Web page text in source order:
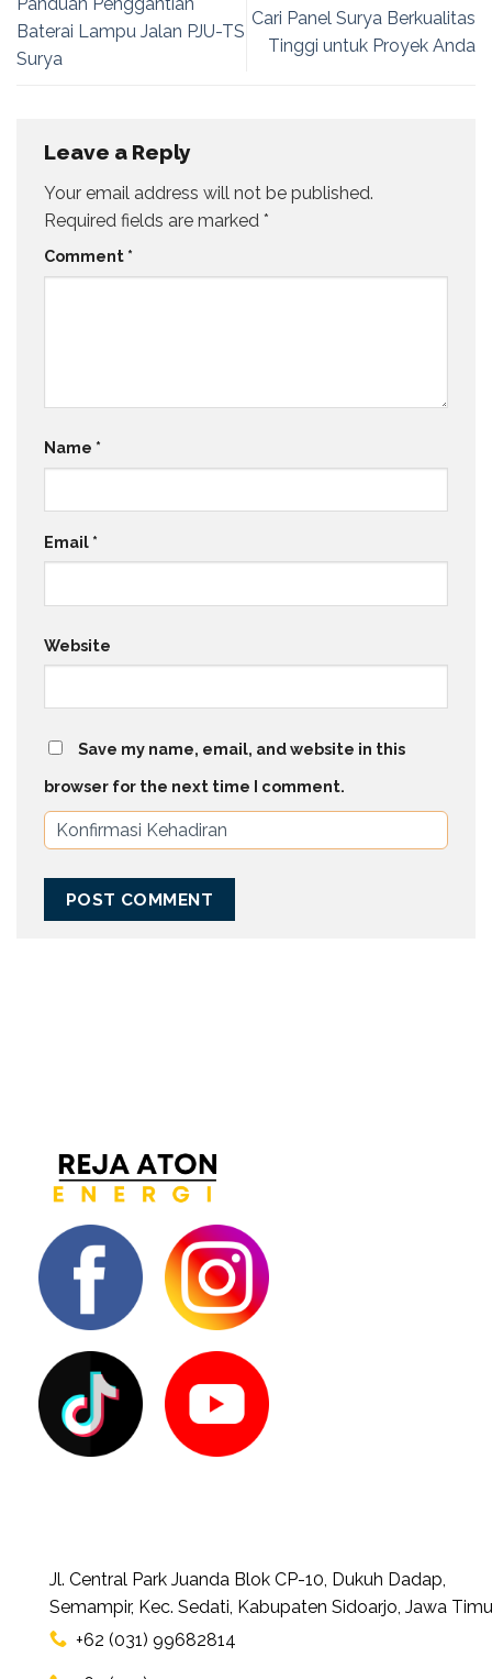
Baterai Lampu Jalan PJU-TS
Surya
Cari Panel Surya Berkualitas
Tinggi untuk Proyek Anda
Leave a Reply
Your email address will not be published.
Required fields are marked *
Comment *
Name *
Email *
Website
Save my name, email, and website in this
browser for the next time I comment.
Jl. Central Park Juanda Blok CP-10, Dukuh Dadap,
Semampir, Kec. Sedati, Kabupaten Sidoarjo, Jawa
+62 (031) 99682814